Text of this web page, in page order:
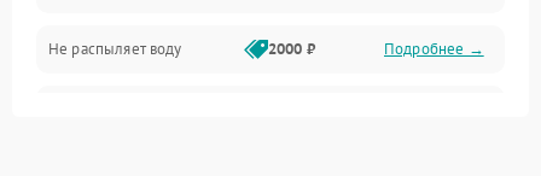
Программное обеспечение
Не распыляет воду 2000 ₽ Подробнее →